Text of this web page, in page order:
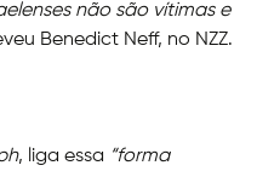
não são vítimas e
Benedict Neff, no NZZ.
, liga essa “forma